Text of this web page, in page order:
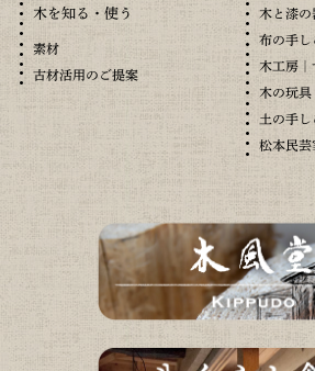
木を知る・使う
素材
古材活用のご提案
木と漆の
布の手し
木工房｜
木の玩
土の手し
松本民芸